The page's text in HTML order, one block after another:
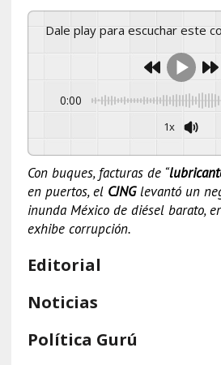
Dale play para escuchar este
0:00
1x
Con buques, facturas de “
en puertos, el CJNGlevantó un
inunda México de diésel barato,
exhibe corrupción.
Editorial
Noticias
Política Gurú